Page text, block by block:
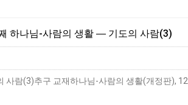
하나님-사람의 생활 ― 기도의 사람(3)
람(3)추구 교재하나님-사람의 생활(개정판),